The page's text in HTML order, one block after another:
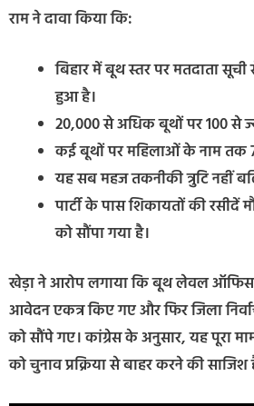
राम ने दावा किया कि:
बिहार में बूथ स्तर पर मतदाता
हुआ है।
20,000 से अधिक बूथों पर 100 से
कई बूथों पर महिलाओं के नाम तक
यह सब महज तकनीकी त्रुटि नहीं
पार्टी के पास शिकायतों की
को सौंपा गया है।
खेड़ा ने आरोप लगाया कि बूथ लेवल
आवेदन एकत्र किए गए और फिर जिला
को सौंपे गए। कांग्रेस के अनुसार, यह पूरा
को चुनाव प्रक्रिया से बाहर करने की साजिश